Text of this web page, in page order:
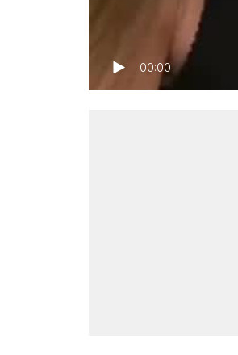
00:00